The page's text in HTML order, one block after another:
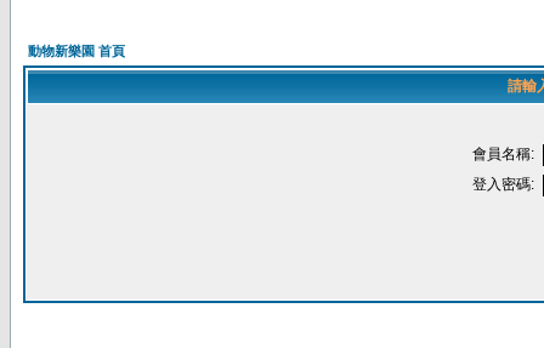
動物新樂園 首頁
請輸
會員名稱:
登入密碼: